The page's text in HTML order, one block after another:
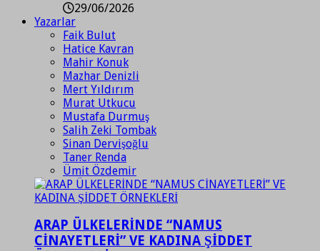
29/06/2026
Yazarlar
Faik Bulut
Hatice Kavran
Mahir Konuk
Mazhar Denizli
Mert Yıldırım
Murat Utkucu
Mustafa Durmuş
Salih Zeki Tombak
Sinan Dervişoğlu
Taner Renda
Ümit Özdemir
ARAP ÜLKELERİNDE “NAMUS
CİNAYETLERİ” VE KADINA ŞİDDET